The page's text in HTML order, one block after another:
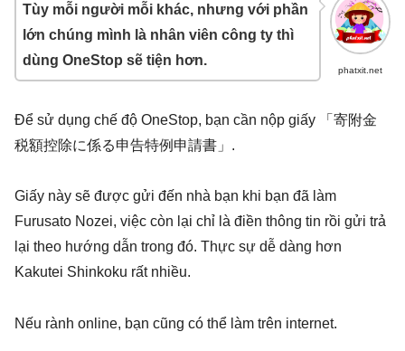
phatxit.net
Tùy mỗi người mỗi khác, nhưng với phần
lớn chúng mình là nhân viên công ty thì
dùng OneStop sẽ tiện hơn.
Để sử dụng chế độ OneStop, bạn cần nộp giấy 「寄附金
税額控除に係る申告特例申請書」.
Giấy này sẽ được gửi đến nhà bạn khi bạn đã làm
Furusato Nozei, việc còn lại chỉ là điền thông tin rồi gửi trả
lại theo hướng dẫn trong đó. Thực sự dễ dàng hơn
Kakutei Shinkoku rất nhiều.
Nếu rành online, bạn cũng có thể làm trên internet.